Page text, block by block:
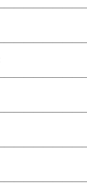
步进
式（
：
2